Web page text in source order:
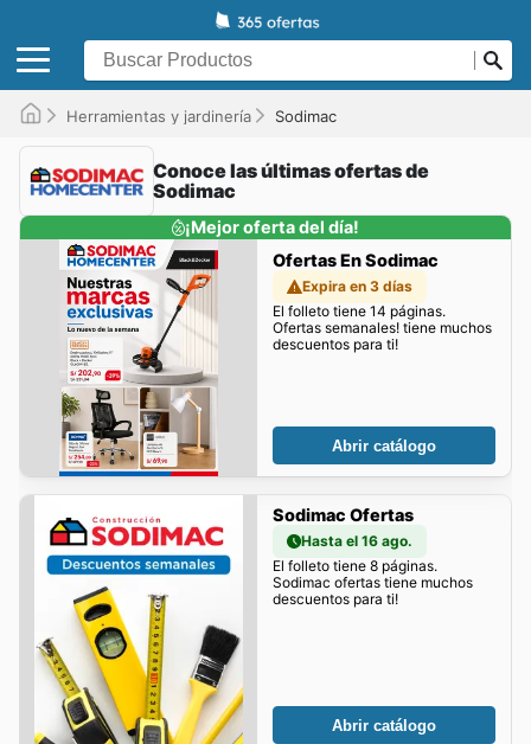
Herramientas y jardinería Sodimac
Conoce las últimas ofertas de
Sodimac
¡Mejor oferta del día!
Ofertas En Sodimac
Expira en 3 días
El folleto tiene 14 páginas.
Ofertas semanales! tiene muchos
descuentos para ti!
Abrir catálogo
Sodimac Ofertas
Hasta el 16 ago.
El folleto tiene 8 páginas.
Sodimac ofertas tiene muchos
descuentos para ti!
Abrir catálogo